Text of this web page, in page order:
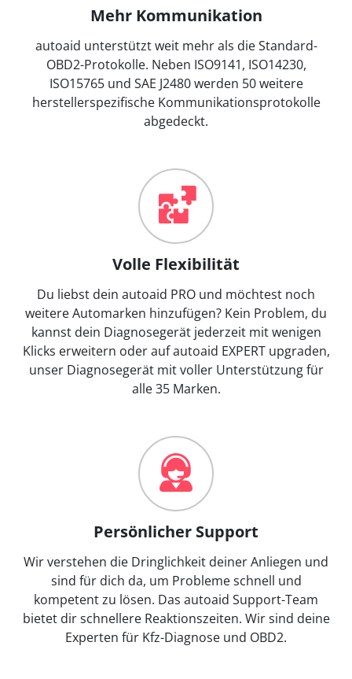
Mehr Kommunikation
autoaid unterstützt weit mehr als die Standard-
OBD2-Protokolle. Neben ISO9141, ISO14230,
ISO15765 und SAE J2480 werden 50 weitere
herstellerspezifische Kommunikationsprotokolle
abgedeckt.
Volle Flexibilität
Du liebst dein autoaid PRO und möchtest noch
weitere Automarken hinzufügen? Kein Problem, du
kannst dein Diagnosegerät jederzeit mit wenigen
Klicks erweitern oder auf autoaid EXPERT upgraden,
unser Diagnosegerät mit voller Unterstützung für
alle 35 Marken.
Persönlicher Support
Wir verstehen die Dringlichkeit deiner Anliegen und
sind für dich da, um Probleme schnell und
kompetent zu lösen. Das autoaid Support-Team
bietet dir schnellere Reaktionszeiten. Wir sind deine
Experten für Kfz-Diagnose und OBD2.